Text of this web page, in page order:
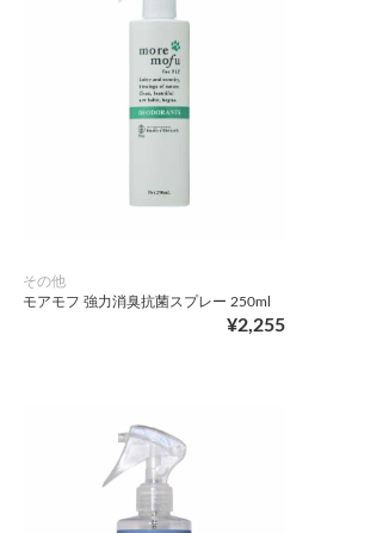
その他
モアモフ 強力消臭抗菌スプレー 250ml
¥2,255